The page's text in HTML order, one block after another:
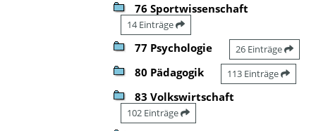
76 Sportwissenschaft
14 Einträge
77 Psychologie 26 Einträge
80 Pädagogik 113 Einträge
83 Volkswirtschaft
102 Einträge